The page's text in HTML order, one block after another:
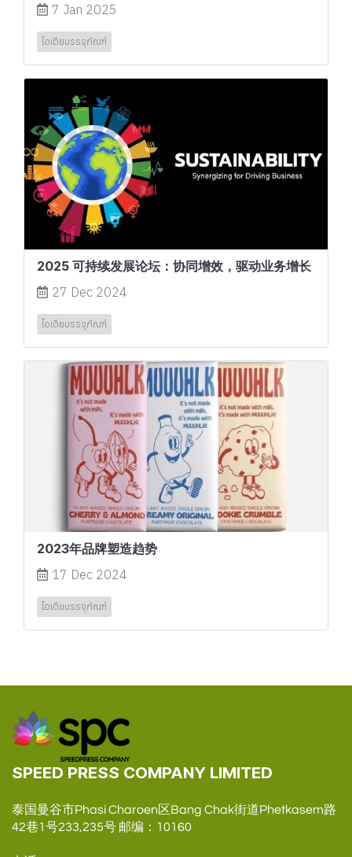
7 Jan 2025
ไอเดียบรรจุภัณฑ์
2025 可持续发展论坛：协同增效，驱动业务增长
27 Dec 2024
ไอเดียบรรจุภัณฑ์
2023年品牌塑造趋势
17 Dec 2024
ไอเดียบรรจุภัณฑ์
SPEED PRESS COMPANY LIMITED
泰国曼谷市Phasi Charoen区Bang Chak街道Phetkasem路
42巷1号233,235号 邮编：10160